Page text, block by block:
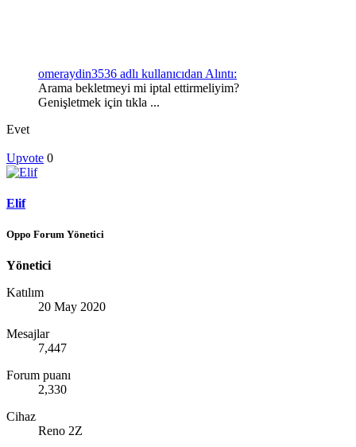
omeraydin3536 adlı kullanıcıdan Alıntı:
Arama bekletmeyi mi iptal ettirmeliyim?
Genişletmek için tıkla ...
Evet
Upvote 0
Elif
Oppo Forum Yönetici
Yönetici
Katılım
20 May 2020
Mesajlar
7,447
Forum puanı
2,330
Cihaz
Reno 2Z